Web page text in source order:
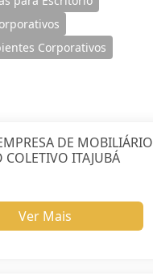
Corporativos
DE MOBILIÁRIO
COLETIVO ITAJUBÁ
Ver Mais